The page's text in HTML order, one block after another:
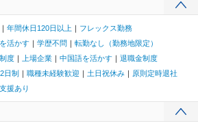
年間休日120日以上
フレックス勤務
活かす 学歴不問
転勤なし（勤務地限定）
度 上場企業 中国語を活かす
退職金制度
日制 職種未経験歓迎 土日祝休み
原則定時退社
援あり